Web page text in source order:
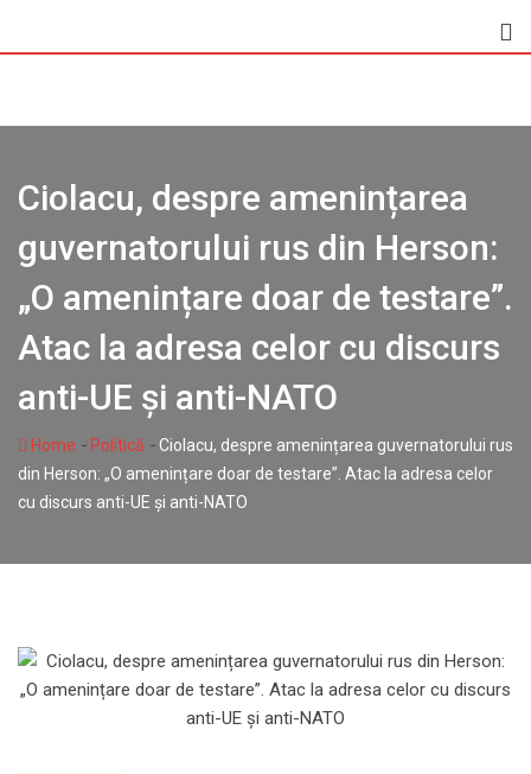
Ciolacu, despre amenințarea
guvernatorului rus din Herson:
„O amenințare doar de testare”.
Atac la adresa celor cu discurs
anti-UE și anti-NATO
Home - Politică -Ciolacu, despre amenințarea guvernatorului rus
din Herson: „O amenințare doar de testare”. Atac la adresa celor
cu discurs anti-UE și anti-NATO